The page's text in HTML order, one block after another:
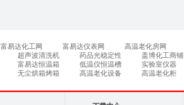
富易达化工网 富易达仪表网 高温老化房网
超声波清洗机 药品光稳定性 盖博化工商铺
富易达恒温箱 低温仪恒温槽 实验室仪器
无尘烘箱烤箱 高温老化设备 高温老化柜